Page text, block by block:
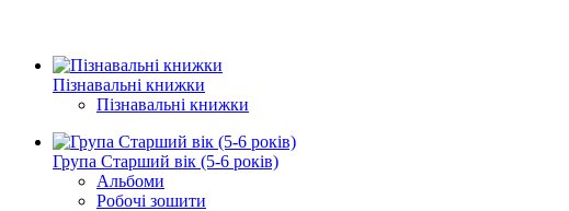
Пізнавальні книжки
Пізнавальні книжки
Група Старший вік (5-6 років)
Альбоми
Робочі зошити